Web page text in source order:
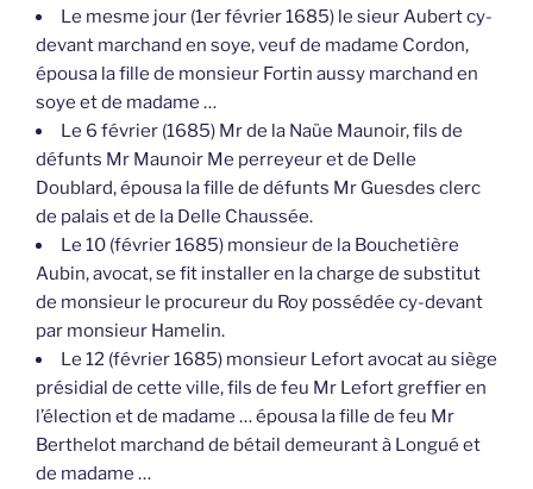
Le mesme jour (1er février 1685) le sieur Aubert cy-
devant marchand en soye, veuf de madame Cordon,
épousa la fille de monsieur Fortin aussy marchand en
soye et de madame …
Le 6 février (1685) Mr de la Naüe Maunoir, fils de
défunts Mr Maunoir Me perreyeur et de Delle
Doublard, épousa la fille de défunts Mr Guesdes clerc
de palais et de la Delle Chaussée.
Le 10 (février 1685) monsieur de la Bouchetière
Aubin, avocat, se fit installer en la charge de substitut
de monsieur le procureur du Roy possédée cy-devant
par monsieur Hamelin.
Le 12 (février 1685) monsieur Lefort avocat au siège
présidial de cette ville, fils de feu Mr Lefort greffier en
l’élection et de madame … épousa la fille de feu Mr
Berthelot marchand de bétail demeurant à Longué et
de madame …